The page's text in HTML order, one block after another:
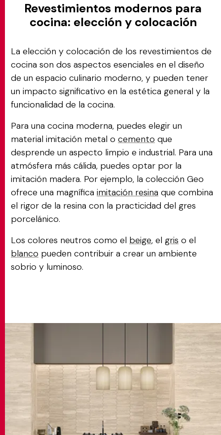
Revestimientos modernos para
cocina: elección y colocación
La elección y colocación de los revestimientos de
cocina son dos aspectos esenciales en el diseño
de un espacio culinario moderno, y pueden tener
un impacto significativo en la estética general y la
funcionalidad de la cocina.
Para una cocina moderna, puedes elegir un
material imitación metal o cemento que
desprende un aspecto limpio e industrial. Para una
atmósfera más cálida, puedes optar por la
imitación madera. Por ejemplo, la colección Geo
ofrece una magnífica imitación resina que combina
el rigor de la resina con la practicidad del gres
porcelánico.
Los colores neutros como el beige, el gris o el
blanco pueden contribuir a crear un ambiente
sobrio y luminoso.